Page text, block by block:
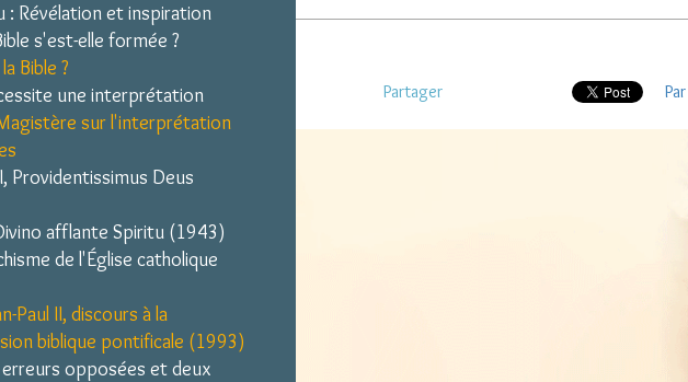
: Révélation et inspiration
s'est-elle formée ?
Bible ?
une interprétation
sur l'interprétation
Providentissimus Deus
afflante Spiritu (1943)
de l'Église catholique
Paul II, discours à la
biblique pontificale (1993)
opposées et deux
Partager